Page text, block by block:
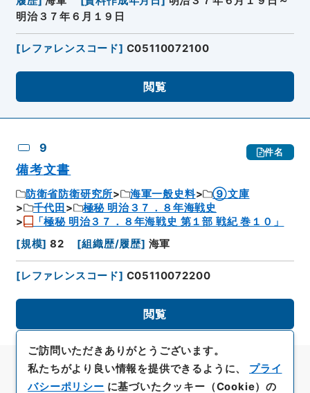
明治３７年６月１９日
[レファレンスコード] C05110072100
閲覧
9 件名
備考文書
防衛省防衛研究所 海軍一般史料
⑨文庫
千代田
極秘 明治３７．８年海戦史
「極秘 明治３７．８年海戦史 第１部 戦紀 巻１０」
[規模] 82 [組織歴/履歴] 海軍
[レファレンスコード] C05110072200
閲覧
ご訪問いただきありがとうございます。
私たちがより良い情報を提供できるように、 プライ
バシーポリシー に基づいたクッキー（Cookie）の